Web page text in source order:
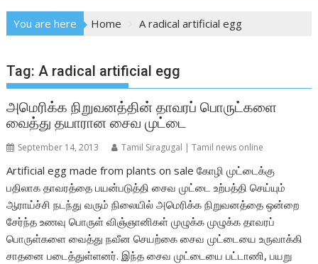
You are here Home A radical artificial egg
Tag:A radical artificial egg
அமெரிக்க நிறுவனத்தின் தாவரப் பொருட்களை
வைத்து தயாரான சைவ முட்டை
September 14, 2013 Tamil Siragugal | Tamil news online
Artificial egg made from plants on sale கோழி முட்டைக்கு
பதிலாக தாவரத்தை பயன்படுத்தி சைவ முட்டை உற்பத்தி செய்யும்
ஆராய்ச்சி நடந்து வரும் நிலையில் அமெரிக்க நிறுவனத்தை ஒன்றை
சேர்ந்த உணவு பொருள் விஞ்ஞானிகள் முழுக்க முழுக்க தாவரப்
பொருள்களை வைத்து நவீன செயற்கை சைவ முட்டையை உருவாக்கி
சாதனை படைத்துள்ளனர். இந்த சைவ முட்டையை பட்டாணி, பயறு